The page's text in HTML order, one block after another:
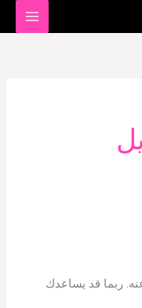
ربما قد يساعدك